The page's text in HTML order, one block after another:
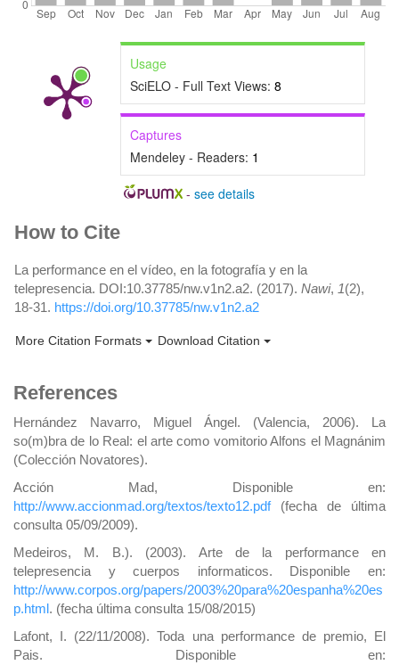
Usage
SciELO - Full Text Views: 8
Captures
Mendeley - Readers: 1
- see details
Article
Details
How to Cite
La performance en el vídeo, en la fotografía y en la
telepresencia. DOI:10.37785/nw.v1n2.a2. (2017). Nawi, 1(2),
18-31. https://doi.org/10.37785/nw.v1n2.a2
More Citation Formats Download Citation
References
Hernández Navarro, Miguel Ángel. (Valencia, 2006). La
so(m)bra de lo Real: el arte como vomitorio Alfons el Magnánim
(Colección Novatores).
Acción Mad, Disponible en:
http://www.accionmad.org/textos/texto12.pdf(fecha de última
consulta 05/09/2009).
Medeiros, M. B.). (2003). Arte de la performance en
telepresencia y cuerpos informaticos. Disponible en:
http://www.corpos.org/papers/2003%20para%20espanha%20es
p.html. (fecha última consulta 15/08/2015)
Lafont, I. (22/11/2008). Toda una performance de premio, El
Pais. Disponible en: